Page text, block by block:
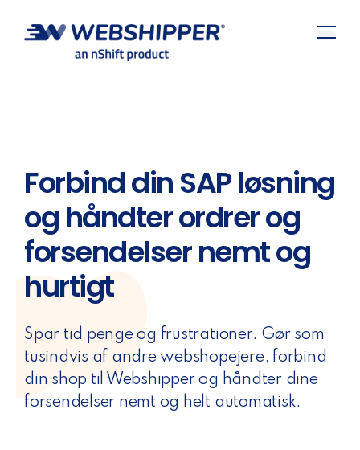
Forbind din SAP løsning
og håndter ordrer og
forsendelser nemt og
hurtigt
Spar tid penge og frustrationer. Gør som
tusindvis af andre webshopejere, forbind
din shop til Webshipper og håndter dine
forsendelser nemt og helt automatisk.